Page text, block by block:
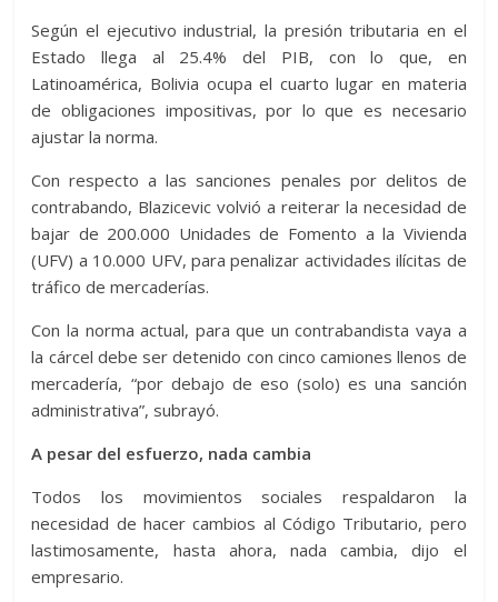
Según el ejecutivo industrial, la presión tributaria en el
Estado llega al 25.4% del PIB, con lo que, en
Latinoamérica, Bolivia ocupa el cuarto lugar en materia
de obligaciones impositivas, por lo que es necesario
ajustar la norma.
Con respecto a las sanciones penales por delitos de
contrabando, Blazicevic volvió a reiterar la necesidad de
bajar de 200.000 Unidades de Fomento a la Vivienda
(UFV) a 10.000 UFV, para penalizar actividades ilícitas de
tráfico de mercaderías.
Con la norma actual, para que un contrabandista vaya a
la cárcel debe ser detenido con cinco camiones llenos de
mercadería, “por debajo de eso (solo) es una sanción
administrativa”, subrayó.
A pesar del esfuerzo, nada cambia
Todos los movimientos sociales respaldaron la
necesidad de hacer cambios al Código Tributario, pero
lastimosamente, hasta ahora, nada cambia, dijo el
empresario.